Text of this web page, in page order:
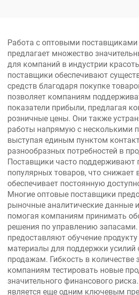
низким, со скидкой
ценам для всех целей и
случаев использования
Работа с оптовыми поставщиками
предлагает множество
для компаний в индустрии
поставщики обеспечивают
средств благодаря покупке
позволяет компаниям
показатели прибыли, предлагая
розничные цены. Они также
работы напрямую с несколькими
выступая единым пунктом
разнообразных потребностей в
Поставщики часто поддерживают
популярных товаров, что
обеспечивает постоянную
Многие оптовые поставщики
рыночные аналитические данные
помогая компаниям принимать
решения по управлению
предоставляют обучение
материалы для поддержки усилий
продажам. Гибкость в количестве
компаниям тестировать новые
значительного финансового
является еще одним ключевым